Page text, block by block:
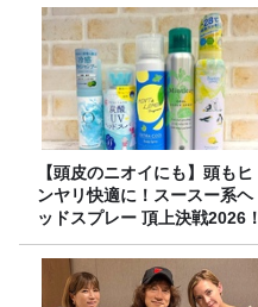
【頭皮のニオイにも】頭もヒ
ンヤリ快適に！スースー系ヘ
ッドスプレー 頂上決戦2026！